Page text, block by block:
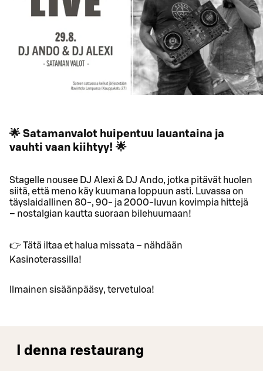
🌟 Satamanvalot huipentuu lauantaina ja
vauhti vaan kiihtyy! 🌟
Stagelle nousee DJ Alexi & DJ Ando, jotka pitävät huolen
siitä, että meno käy kuumana loppuun asti. Luvassa on
täyslaidallinen 80-, 90- ja 2000-luvun kovimpia hittejä
– nostalgian kautta suoraan bilehuumaan!
👉 Tätä iltaa et halua missata – nähdään
Kasinoterassilla!
Ilmainen sisäänpääsy, tervetuloa!
I denna restaurang